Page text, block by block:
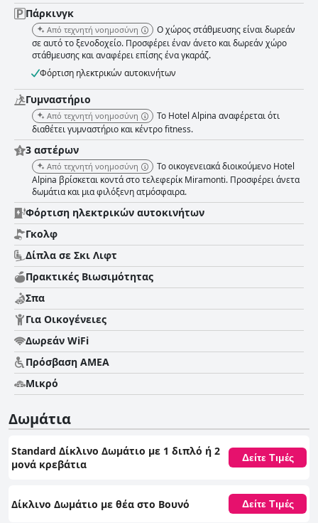
Πάρκινγκ
Από τεχνητή νοημοσύνη
Ο χώρος στάθμευσης είναι δωρεάν
σε αυτό το ξενοδοχείο. Προσφέρει έναν άνετο και δωρεάν χώρο
στάθμευσης και αναφέρει επίσης ένα γκαράζ.
Φόρτιση ηλεκτρικών αυτοκινήτων
Γυμναστήριο
Από τεχνητή νοημοσύνη
Το Hotel Alpina αναφέρεται ότι
διαθέτει γυμναστήριο και κέντρο fitness.
3 αστέρων
Από τεχνητή νοημοσύνη
Το οικογενειακά διοικούμενο Hotel
Alpina βρίσκεται κοντά στο τελεφερίκ Miramonti. Προσφέρει άνετα
δωμάτια και μια φιλόξενη ατμόσφαιρα.
Φόρτιση ηλεκτρικών αυτοκινήτων
Γκολφ
Δίπλα σε Σκι Λιφτ
Πρακτικές Bιωσιμότητας
Σπα
Για Οικογένειες
Δωρεάν WiFi
Πρόσβαση ΑΜΕΑ
Μικρό
Δωμάτια
Standard Δίκλινο Δωμάτιο με 1 διπλό ή 2
μονά κρεβάτια
Δείτε Τιμές
Δίκλινο Δωμάτιο με θέα στο Βουνό Δείτε Τιμές